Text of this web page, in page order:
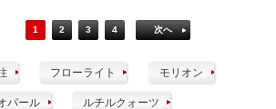
1 2 3 4 次へ
フローライト モリオン
パール ルチルクォーツ